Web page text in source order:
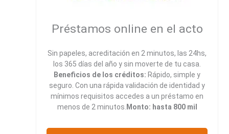
Préstamos online en el acto
Sin papeles, acreditación en 2 minutos, las 24hs,
los 365 días del año y sin moverte de tu casa.
Beneficios de los créditos: Rápido, simple y
seguro. Con una rápida validación de identidad y
mínimos requisitos accedes a un préstamo en
menos de 2 minutos. Monto: hasta 800 mil